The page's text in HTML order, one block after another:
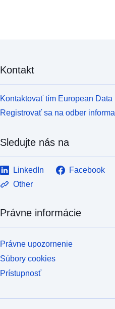
Kontakt
Kontaktovať tím European Data
Registrovať sa na odber
Sledujte nás na
LinkedIn Facebook
Other
Právne informácie
Právne upozornenie
Súbory cookies
Prístupnosť